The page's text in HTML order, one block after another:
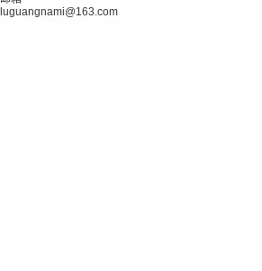
luguangnami@163.com